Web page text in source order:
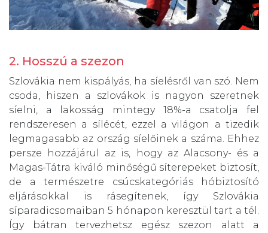
2. Hosszú a szezon
Szlovákia nem kispályás, ha síelésről van szó. Nem
csoda, hiszen a szlovákok is nagyon szeretnek
síelni, a lakosság mintegy 18%-a csatolja fel
rendszeresen a sílécét, ezzel a világon a tizedik
legmagasabb az ország síelőinek a száma. Ehhez
persze hozzájárul az is, hogy az Alacsony- és a
Magas-Tátra kiváló minőségű síterepeket biztosít,
de a természetre csúcskategóriás hóbiztosító
eljárásokkal is rásegítenek, így Szlovákia
síparadicsomaiban 5 hónapon keresztül tart a tél.
Így bátran tervezhetsz egész szezon alatt a